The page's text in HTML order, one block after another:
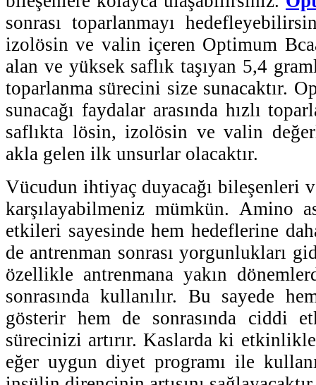
sonrası toparlanmayı
izolösin ve valin içeren Optimum
alan ve yüksek saflık taşıyan 5,4
toparlanma sürecini size sunacaktır.
sunacağı faydalar arasında hızlı
saflıkta lösin, izolösin ve valin
akla gelen ilk unsurlar olacaktır.
Vücudun ihtiyaç duyacağı bileşenleri
karşılayabilmeniz mümkün. Amino
etkileri sayesinde hem hedeflerine
de antrenman sonrası yorgunlukları
özellikle antrenmana yakın
sonrasında kullanılır. Bu sayede
gösterir hem de sonrasında ciddi
sürecinizi artırır. Kaslarda ki
eğer uygun diyet programı ile